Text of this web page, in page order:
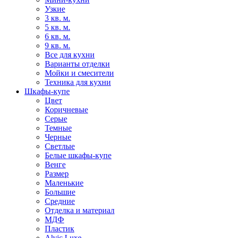
Узкие
3 кв. м.
5 кв. м.
6 кв. м.
9 кв. м.
Все для кухни
Варианты отделки
Мойки и смесители
Техника для кухни
Шкафы-купе
Цвет
Коричневые
Серые
Темные
Черные
Светлые
Белые шкафы-купе
Венге
Размер
Маленькие
Большие
Средние
Отделка и материал
МДФ
Пластик